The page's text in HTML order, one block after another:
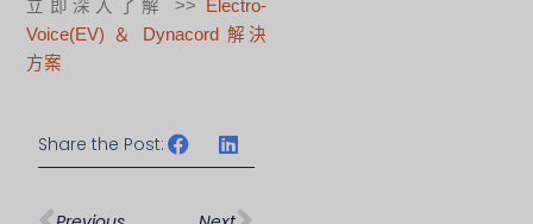
立即深入了解 >>
Electro-
Voice(EV) ＆ Dynacord 解決
方案
Share the Post:
上一頁 下一篇